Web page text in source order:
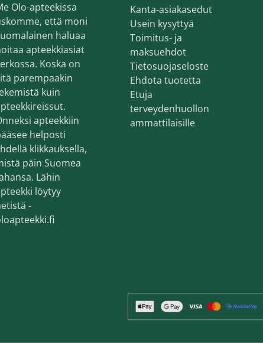
Olo-apteekissa
että moni
haluaa
apteekkiasiat
Koska on
parempaakin
kuin
apteekkiin
helposti
klikkauksella,
päin Suomea
Lähin
löytyy
-
Kanta-asiakasedut
Usein kysyttyä
Toimitus- ja
maksuehdot
Tietosuojaseloste
Ehdota tuotetta
Etuja
terveydenhuollon
ammattilaisille